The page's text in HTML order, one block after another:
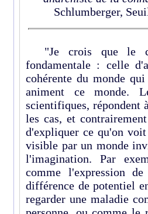
Schlumberger,
"Je crois que le
fondamentale : celle
cohérente du monde
animent ce monde.
scientifiques, répondent
les cas, et
d'expliquer ce qu'on
visible par un monde
l'imagination. Par
comme l'expression
différence de potentiel
regarder une maladie